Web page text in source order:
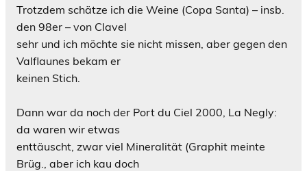
Trotzdem schätze ich die Weine (Copa Santa) – insb.
den 98er – von Clavel
sehr und ich möchte sie nicht missen, aber gegen den
Valflaunes bekam er
keinen Stich.
Dann war da noch der Port du Ciel 2000, La Negly:
da waren wir etwas
enttäuscht, zwar viel Mineralität (Graphit meinte
Brüg., aber ich kau doch